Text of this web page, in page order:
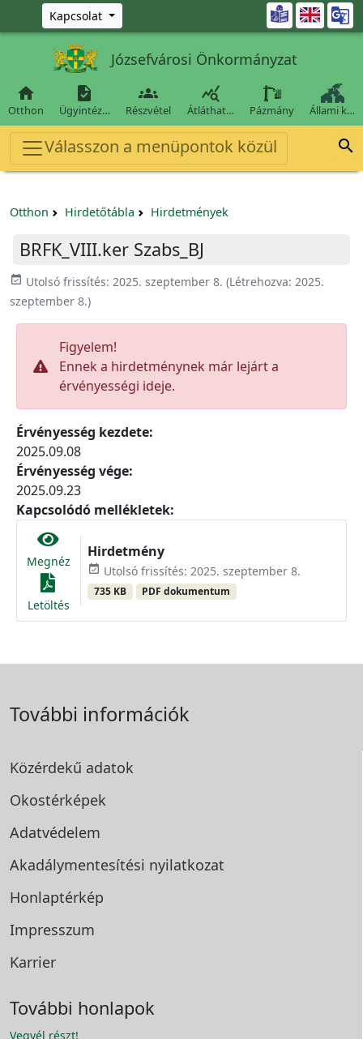
Ugrás a fő tartalomra
Kapcsolat 
Józsefvárosi Önkormányzat

Otthon

Ügyintéz…

Részvétel

Átláthat… Pázmány Állami k…
Válasszon a menüpontok közül 
Otthon Hirdetőtábla Hirdetmények
BRFK_VIII.ker Szabs_BJ
event_available Utolsó frissítés: 2025. szeptember 8. (Létrehozva: 2025.
szeptember 8.)
Figyelem!
Ennek a hirdetménynek már lejárt a
érvényességi ideje.
Érvényesség kezdete:
2025.09.08
Érvényesség vége:
2025.09.23
Kapcsolódó mellékletek:
Megnéz
Letöltés
Hirdetmény
event_available Utolsó frissítés: 2025. szeptember 8.
735 KB PDF dokumentum
További információk
Közérdekű adatok
Okostérképek
Adatvédelem
Akadálymentesítési nyilatkozat
Honlaptérkép
Impresszum
Karrier
További honlapok
Vegyél részt!